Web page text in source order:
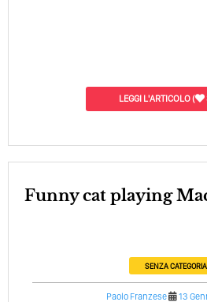
LEGGI L'ARTICOLO(
Funny cat playing
SENZA CATEGORIA
Paolo Franzese 13